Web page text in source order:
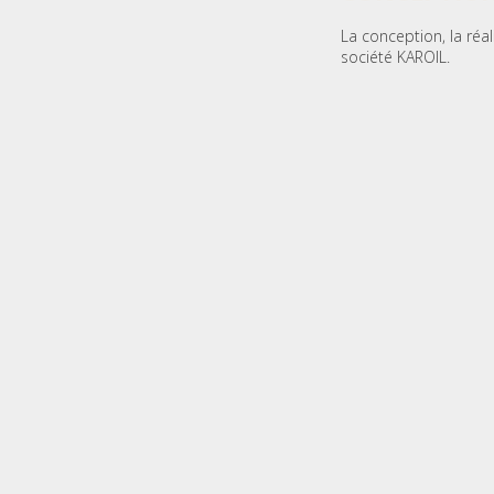
La conception, la
société KAROIL.